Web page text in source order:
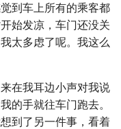
到车上所有的乘客都
始发凉，车门还没关
太多虑了呢。我这么
在我耳边小声对我说
的手就往车门跑去。
到了另一件事，看着